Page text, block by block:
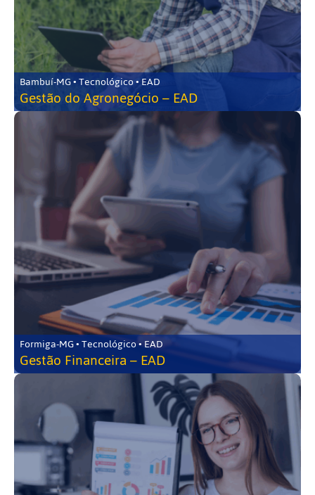
Bambuí-MG • Tecnológico • EAD
Gestão do Agronegócio – EAD
Formiga-MG • Tecnológico • EAD
Gestão Financeira – EAD